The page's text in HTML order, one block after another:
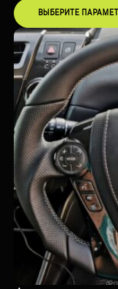
ВЫБЕРИТЕ